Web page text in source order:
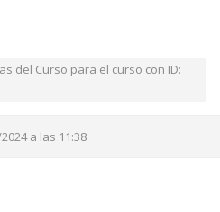
del Curso para el curso con ID:
a las 11:38